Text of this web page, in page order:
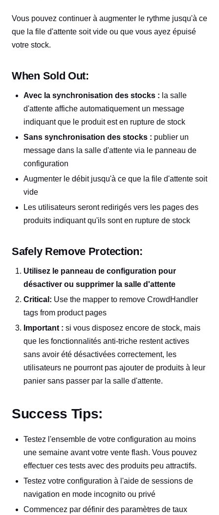
Vous pouvez continuer à augmenter le rythme jusqu'à ce
que la file d'attente soit vide ou que vous ayez épuisé
votre stock.
When Sold Out:
Avec la synchronisation des stocks : la salle
d'attente affiche automatiquement un message
indiquant que le produit est en rupture de stock
Sans synchronisation des stocks : publier un
message dans la salle d'attente via le panneau de
configuration
Augmenter le débit jusqu'à ce que la file d'attente soit
vide
Les utilisateurs seront redirigés vers les pages des
produits indiquant qu'ils sont en rupture de stock
Safely Remove Protection:
Utilisez le panneau de configuration pour
désactiver ou supprimer la salle d'attente
Critical: Use the mapper to remove CrowdHandler
tags from product pages
Important : si vous disposez encore de stock, mais
que les fonctionnalités anti-triche restent actives
sans avoir été désactivées correctement, les
utilisateurs ne pourront pas ajouter de produits à leur
panier sans passer par la salle d'attente.
Success Tips:
Testez l'ensemble de votre configuration au moins
une semaine avant votre vente flash. Vous pouvez
effectuer ces tests avec des produits peu attractifs.
Testez votre configuration à l'aide de sessions de
navigation en mode incognito ou privé
Commencez par définir des paramètres de taux